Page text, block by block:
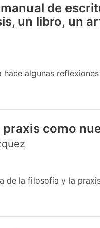
de
un libro, un
algunas
como
de la filosofía y la